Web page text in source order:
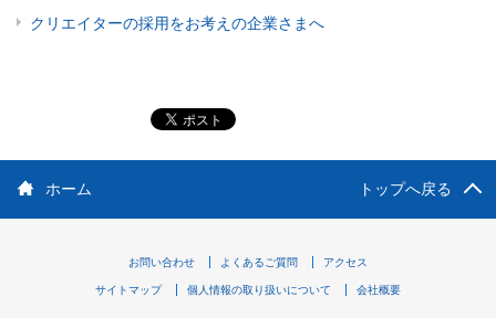
クリエイターの採用をお考えの企業さまへ
ホーム トップへ戻る
お問い合わせ よくあるご質問 アクセス
サイトマップ 個人情報の取り扱いについて 会社概要